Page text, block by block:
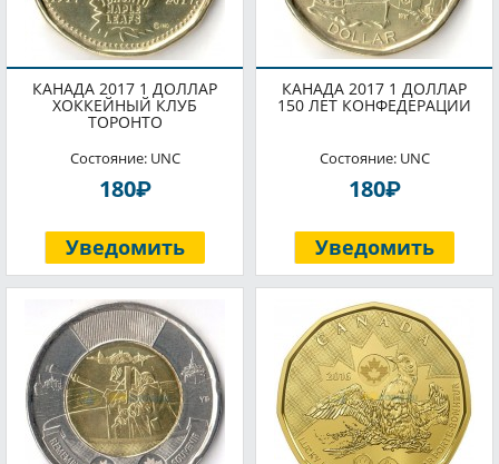
КАНАДА 2017 1 ДОЛЛАР
ХОККЕЙНЫЙ КЛУБ
ТОРОНТО
Состояние: UNC
180P
Уведомить
КАНАДА 2017 1 ДОЛЛАР
150 ЛЕТ КОНФЕДЕРАЦИИ
Состояние: UNC
180P
Уведомить